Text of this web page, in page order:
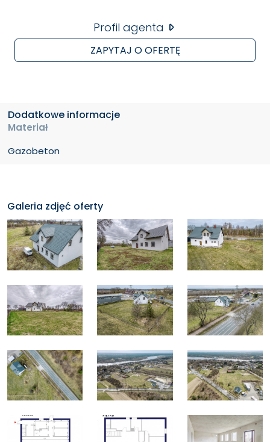
bezpośrednio przy głównej drodze, co zapewnia
świetną widoczność i łatwy dojazd.
Profil agenta
ZAPYTAJ O OFERTĘ
Dodatkowe informacje
Materiał
Gazobeton
Galeria zdjęć oferty